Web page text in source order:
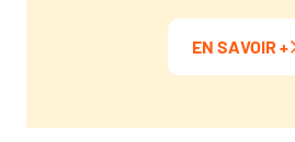
EN SAVOIR +